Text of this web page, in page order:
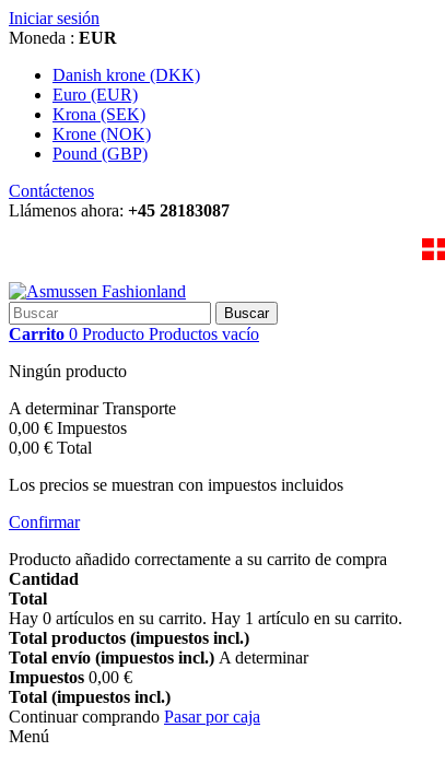
Iniciar sesión
Moneda : EUR
Danish krone (DKK)
Euro (EUR)
Krona (SEK)
Krone (NOK)
Pound (GBP)
Contáctenos
Llámenos ahora: +45 28183087
Buscar
Carrito 0 Producto Productos vacío
Ningún producto
A determinarTransporte
0,00 € Impuestos
0,00 € Total
Los precios se muestran con impuestos incluidos
Confirmar
Producto añadido correctamente a su carrito de compra
Cantidad
Total
Hay 0 artículos en su carrito. Hay 1 artículo en su carrito.
Total productos (impuestos incl.)
Total envío (impuestos incl.) A determinar
Impuestos 0,00 €
Total (impuestos incl.)
Continuar comprando Pasar por caja
Menú